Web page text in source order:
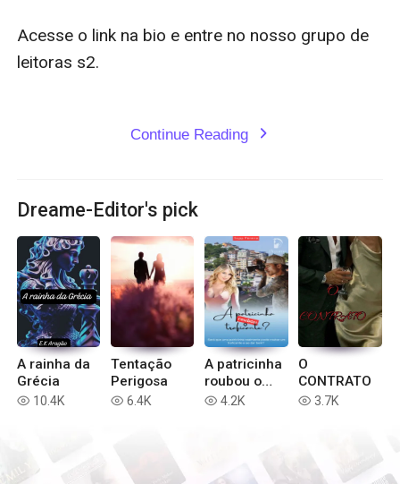
Acesse o link na bio e entre no nosso grupo de
leitoras s2.
Continue Reading expand_more
Dreame-Editor's pick
A rainha da
Grécia
read 10.4K
Tentação
Perigosa
read 6.4K
A patricinha
roubou o
traficante?
read 4.2K
O
CONTRATO
read 3.7K